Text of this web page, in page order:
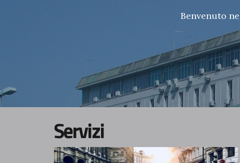
Benvenuto
Servizi